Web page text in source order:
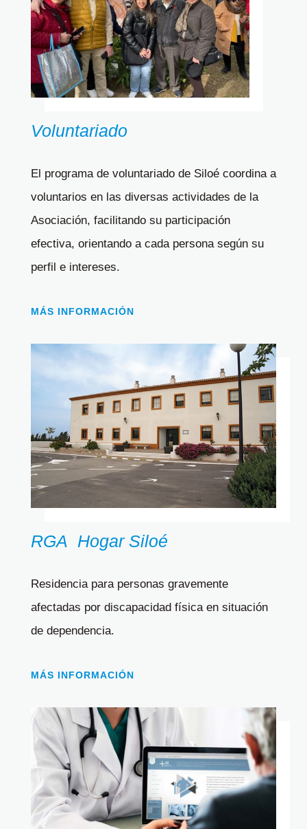
Voluntariado
El programa de voluntariado de Siloé coordina a
voluntarios en las diversas actividades de la
Asociación, facilitando su participación
efectiva, orientando a cada persona según su
perfil e intereses.
MÁS INFORMACIÓN
RGA Hogar Siloé
Residencia para personas gravemente
afectadas por discapacidad física en situación
de dependencia.
MÁS INFORMACIÓN